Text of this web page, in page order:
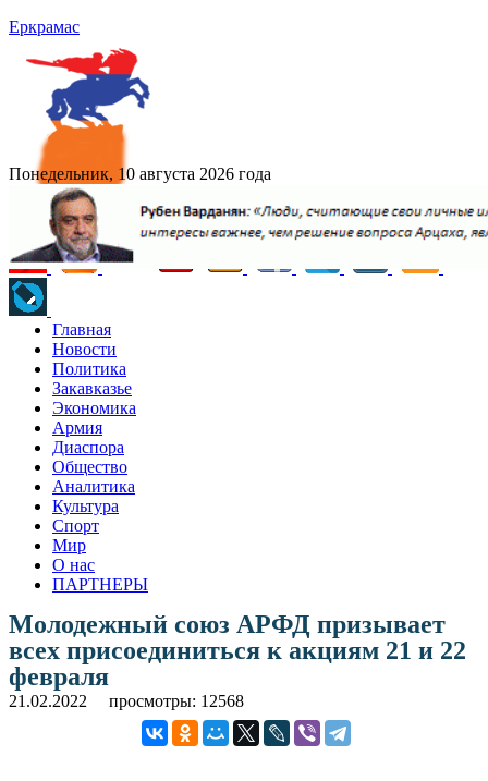
Еркрамас
Понедельник, 10 августа 2026 года
Главная
Новости
Политика
Закавказье
Экономика
Армия
Диаспора
Общество
Аналитика
Культура
Спорт
Мир
О нас
ПАРТНЕРЫ
Молодежный союз АРФД призывает
всех присоединиться к акциям 21 и 22
февраля
21.02.2022 просмотры: 12568